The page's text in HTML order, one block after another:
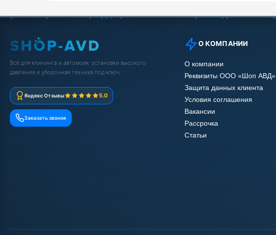
Всё для клининга и автомоек: установки высокого
давления и уборочная техника под ключ.
Яндекс Отзывы 5.0
Заказать звонок
О КОМПАНИИ
О компании
Реквизиты ООО «Шоп АВД»
Защита данных клиента
Условия соглашения
Вакансии
Рассрочка
Статьи